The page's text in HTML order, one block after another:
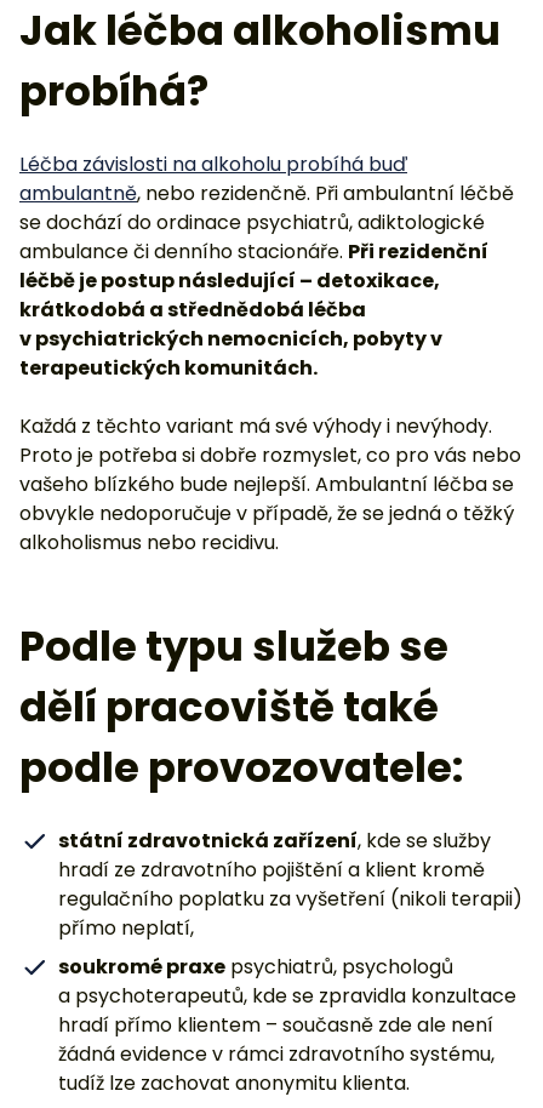
Jak léčba alkoholismu
probíhá?
Léčba závislosti na alkoholu probíhá buď
ambulantně, nebo rezidenčně. Při ambulantní léčbě
se dochází do ordinace psychiatrů, adiktologické
ambulance či denního stacionáře. Při rezidenční
léčbě je postup následující – detoxikace,
krátkodobá a střednědobá léčba
v psychiatrických nemocnicích, pobyty v
terapeutických komunitách.
Každá z těchto variant má své výhody i nevýhody.
Proto je potřeba si dobře rozmyslet, co pro vás nebo
vašeho blízkého bude nejlepší. Ambulantní léčba se
obvykle nedoporučuje v případě, že se jedná o těžký
alkoholismus nebo recidivu.
Podle typu služeb se
dělí pracoviště také
podle provozovatele:
státní zdravotnická zařízení, kde se služby
hradí ze zdravotního pojištění a klient kromě
regulačního poplatku za vyšetření (nikoli terapii)
přímo neplatí,
soukromé praxe psychiatrů, psychologů
a psychoterapeutů, kde se zpravidla konzultace
hradí přímo klientem – současně zde ale není
žádná evidence v rámci zdravotního systému,
tudíž lze zachovat anonymitu klienta.